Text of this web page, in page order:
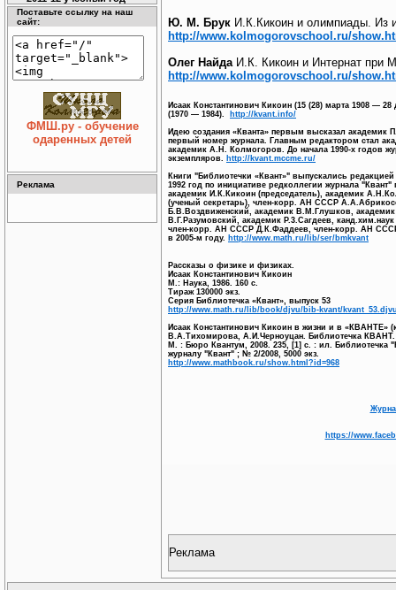
Поставьте ссылку на наш
сайт:
ФМШ.ру - обучение
одаренных детей
Реклама
Ю. М. Брук И.К.Кикоин и олимпиады. Из
http://www.kolmogorovschool.ru/
Олег Найда И.К. Кикоин и Интернат при
http://www.kolmogorovschool.ru/
Исаак Константинович Кикоин (15 (28) марта 1908 —
(1970 — 1984). http://kvant.info/
Идею создания «Кванта» первым высказал академик
первый номер журнала. Главным редактором стал
академик А.Н. Колмогоров. До начала 1990-х годов
экземпляров. http://kvant.mccme.ru/
Книги "Библиотечки «Квант»" выпускались
1992 год по инициативе редколлегии журнала
академик И.К.Кикоин (председатель), академик
(ученый секретарь), член-корр. АН СССР
Б.В.Воздвиженский, академик В.М.Глушков,
В.Г.Разумовский, академик Р.3.Сагдеев,
член-корр. АН СССР Д.К.Фаддеев, член-корр. АН
в 2005-м году. http://www.math.ru/lib/ser/bmkvant
Рассказы о физике и физиках.
Исаак Константинович Кикоин
М.: Наука, 1986. 160 с.
Тираж 130000 экз.
Серия Библиотечка «Квант», выпуск 53
http://www.math.ru/lib/book/djvu/bib-kvant/
Исаак Константинович Кикоин в жизни и в
В.А.Тихомирова, А.И.Черноуцан. Библиотечка
М. : Бюро Квантум, 2008. 235, [1] с. : ил.
журналу "Квант" ; № 2/2008, 5000 экз.
http://www.mathbook.ru/show.html?id=968
https://
Реклама